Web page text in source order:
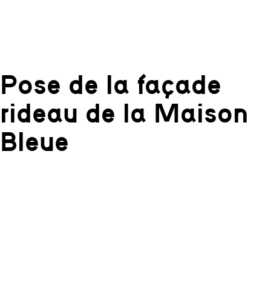
Pose de la façade
rideau de la Maison
Bleue